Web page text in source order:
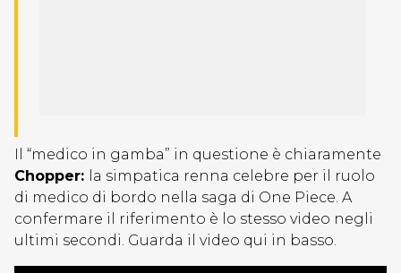
Il “medico in gamba” in questione è chiaramente
Chopper: la simpatica renna celebre per il ruolo
di medico di bordo nella saga di One Piece. A
confermare il riferimento è lo stesso video negli
ultimi secondi. Guarda il video qui in basso.